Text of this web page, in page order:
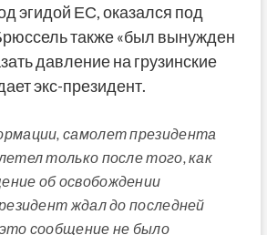
эгидой ЕС, оказался под
также «был вынужден
давление на грузинские
экс-президент.
самолет президента
только после того, как
об освобождении
ждал до последней
сообщение не было